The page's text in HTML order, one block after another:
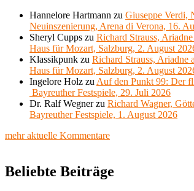
Hannelore Hartmann zu Giuseppe Verdi,
Neuinszenierung, Arena di Verona, 16.
Sheryl Cupps zu Richard Strauss,
Haus für Mozart, Salzburg, 2. August
Klassikpunk zu Richard Strauss, Ariadne
Haus für Mozart, Salzburg, 2. August
Ingelore Holz zu Auf den Punkt 99: Der
Bayreuther Festspiele, 29. Juli 2026
Dr. Ralf Wegnerzu Richard Wagner,
Bayreuther Festspiele, 1. August 2026
mehr aktuelle Kommentare
Beliebte Beiträge